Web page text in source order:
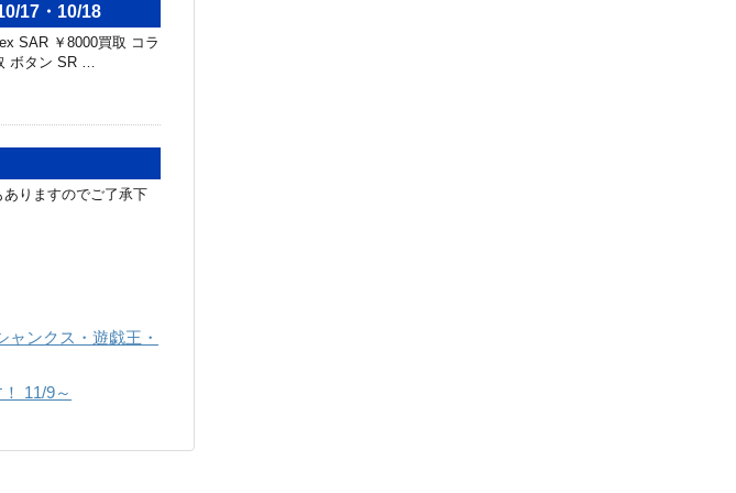
17・10/18
SAR ￥8000買取 コラ
ボタン SR …
りますのでご了承下
ンクス・遊戯王・
11/9～